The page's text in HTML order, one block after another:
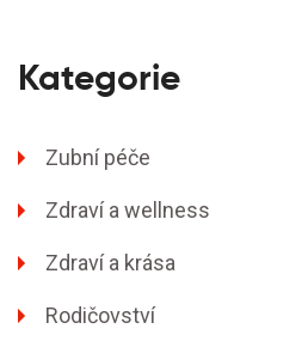
Kategorie
Zubní péče
Zdraví a wellness
Zdraví a krása
Rodičovství